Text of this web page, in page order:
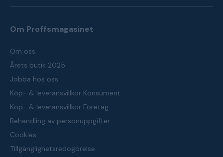
Om Proffsmagasinet
Om oss
Årets butik 2025
Jobba hos oss
Köp- & leveransvillkor Konsument
Köp- & leveransvillkor Företag
Behandling av personuppgifter
Cookies
Tillgänglighetsredogörelse